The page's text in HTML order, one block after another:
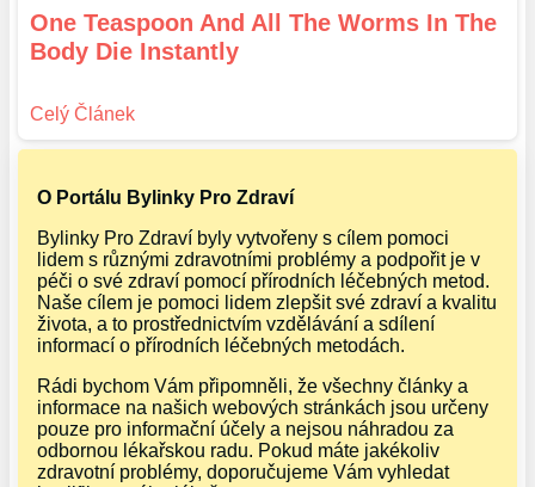
One Teaspoon And All The Worms In The
Body Die Instantly
O Portálu Bylinky Pro Zdraví
Bylinky Pro Zdraví byly vytvořeny s cílem pomoci
lidem s různými zdravotními problémy a podpořit je v
péči o své zdraví pomocí přírodních léčebných metod.
Naše cílem je pomoci lidem zlepšit své zdraví a kvalitu
života, a to prostřednictvím vzdělávání a sdílení
informací o přírodních léčebných metodách.
Rádi bychom Vám připomněli, že všechny články a
informace na našich webových stránkách jsou určeny
pouze pro informační účely a nejsou náhradou za
odbornou lékařskou radu. Pokud máte jakékoliv
zdravotní problémy, doporučujeme Vám vyhledat